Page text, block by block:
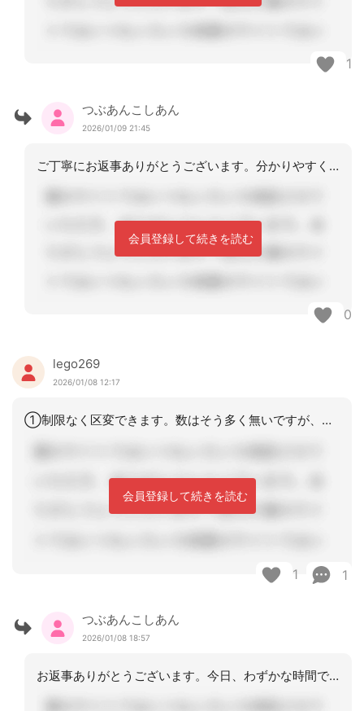
1
つぶあんこしあん
2026/01/09 21:45
ご丁寧にお返事ありがとうございます。分かりやすくご回答いただき感謝します。こちら
会員登録して続きを読む
0
lego269
2026/01/08 12:17
①制限なく区変できます。数はそう多く無いですが、「よくある話」です。要支援の区分
会員登録して続きを読む
1 1
つぶあんこしあん
2026/01/08 18:57
お返事ありがとうございます。今日、わずかな時間ですが、みなさん揃っている時にお話